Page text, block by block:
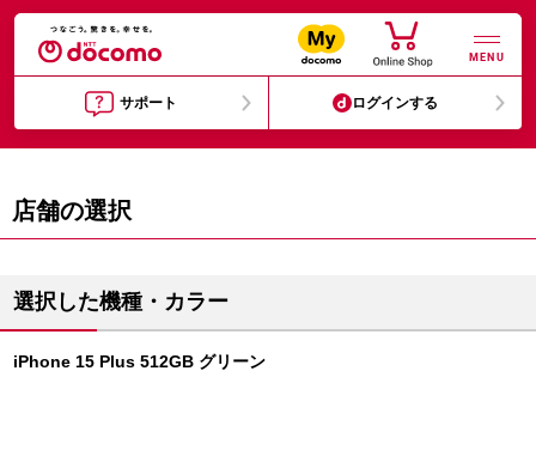
MENU
サポート ログインする
店舗の選択
選択した機種・カラー
iPhone 15 Plus 512GB グリーン